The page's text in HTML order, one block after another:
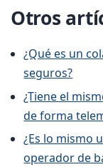
Otros
¿Qué es un
seguros?
¿Tiene el
de forma
¿Es lo mismo
operador de